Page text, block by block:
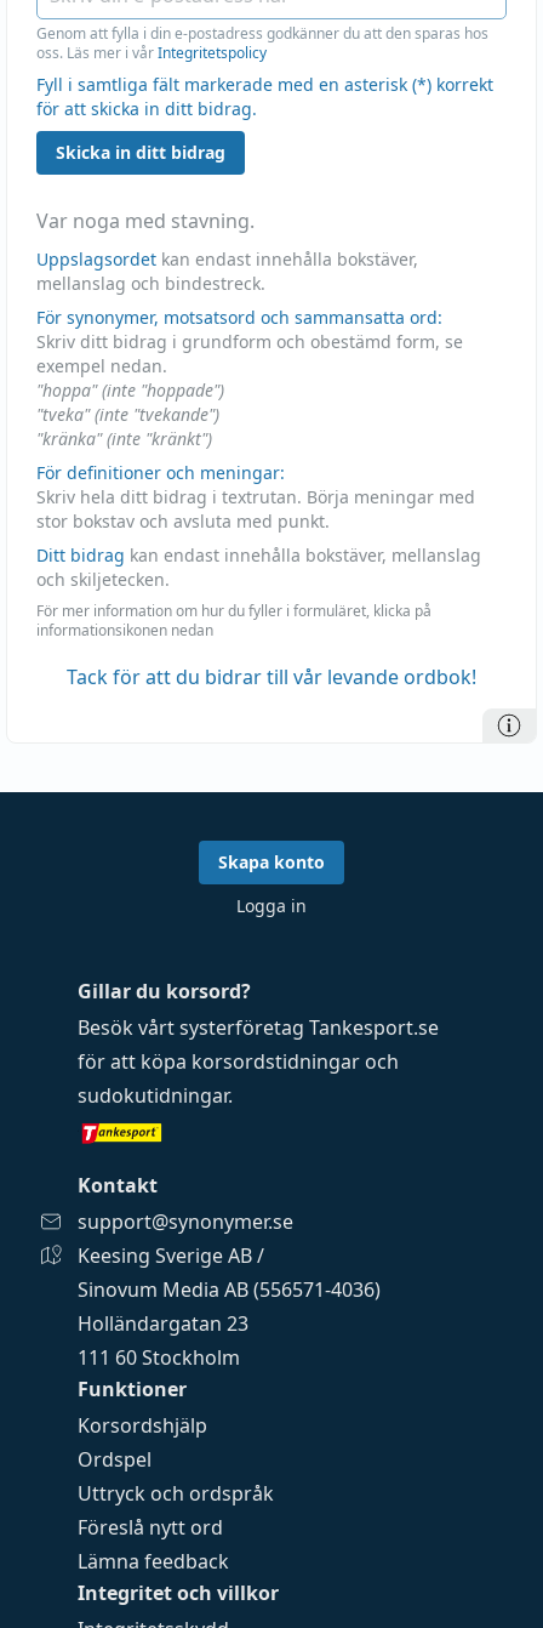
Genom att fylla i din e-postadress godkänner du att den sparas hos
oss. Läs mer i vårIntegritetspolicy
Fyll i samtliga fält markerade med en asterisk (*) korrekt
för att skicka in ditt bidrag.
Skicka in ditt bidrag
Var noga med stavning.
Uppslagsordet kan endast innehålla bokstäver,
mellanslag och bindestreck.
För synonymer, motsatsord och sammansatta ord:
Skriv ditt bidrag i grundform och obestämd form, se
exempel nedan.
"hoppa" (inte "hoppade")
"tveka" (inte "tvekande")
"kränka" (inte "kränkt")
För definitioner och meningar:
Skriv hela ditt bidrag i textrutan. Börja meningar med
stor bokstav och avsluta med punkt.
Ditt bidrag kan endast innehålla bokstäver, mellanslag
och skiljetecken.
För mer information om hur du fyller i formuläret, klicka på
informationsikonen nedan
Tack för att du bidrar till vår levande ordbok!
Funktioner
Korsordshjälp
Ordspel
Uttryck och ordspråk
Föreslå nytt ord
Lämna feedback
Integritet och villkor
Gillar du korsord?
Besök vårt systerföretag Tankesport.se
för att köpa korsordstidningar och
sudokutidningar.
Kontakt
support@synonymer.se
Keesing Sverige AB /
Sinovum Media AB (556571-4036)
Holländargatan 23
111 60 Stockholm
Skapa konto
Logga in